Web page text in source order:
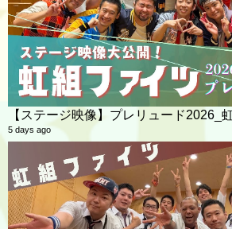
【ステージ映像】プレリュード2026_
5 days ago